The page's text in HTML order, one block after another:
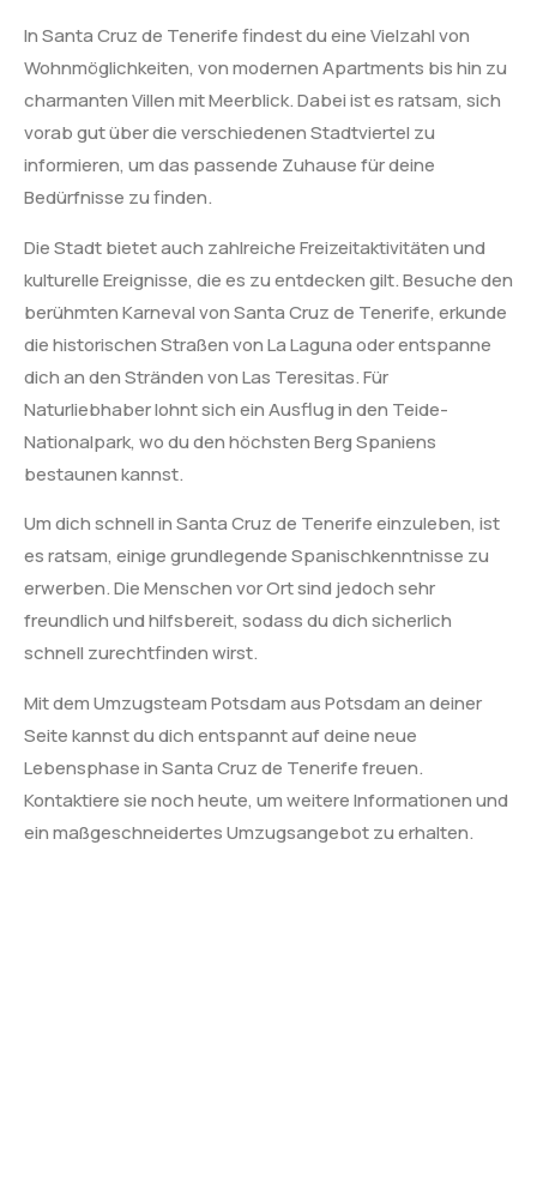
In Santa Cruz de Tenerife findest du eine Vielzahl von
Wohnmöglichkeiten, von modernen Apartments bis hin zu
charmanten Villen mit Meerblick. Dabei ist es ratsam, sich
vorab gut über die verschiedenen Stadtviertel zu
informieren, um das passende Zuhause für deine
Bedürfnisse zu finden.
Die Stadt bietet auch zahlreiche Freizeitaktivitäten und
kulturelle Ereignisse, die es zu entdecken gilt. Besuche den
berühmten Karneval von Santa Cruz de Tenerife, erkunde
die historischen Straßen von La Laguna oder entspanne
dich an den Stränden von Las Teresitas. Für
Naturliebhaber lohnt sich ein Ausflug in den Teide-
Nationalpark, wo du den höchsten Berg Spaniens
bestaunen kannst.
Um dich schnell in Santa Cruz de Tenerife einzuleben, ist
es ratsam, einige grundlegende Spanischkenntnisse zu
erwerben. Die Menschen vor Ort sind jedoch sehr
freundlich und hilfsbereit, sodass du dich sicherlich
schnell zurechtfinden wirst.
Mit dem Umzugsteam Potsdam aus Potsdam an deiner
Seite kannst du dich entspannt auf deine neue
Lebensphase in Santa Cruz de Tenerife freuen.
Kontaktiere sie noch heute, um weitere Informationen und
ein maßgeschneidertes Umzugsangebot zu erhalten.